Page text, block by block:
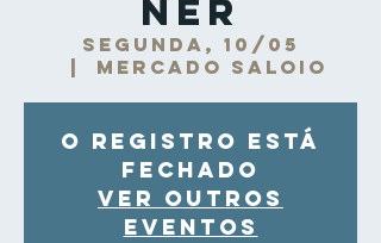
ner
segunda, 10/05
Mercado Saloio
O registro está
fechado
Ver outros
eventos